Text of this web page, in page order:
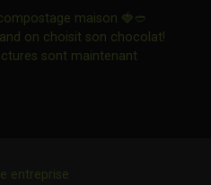
maison 🍓🥙
on choisit son chocolat!Ce lien
sont maintenant
dans une nouvelle fenêtre"
s'ouvrira dans une nouvelle
entreprise